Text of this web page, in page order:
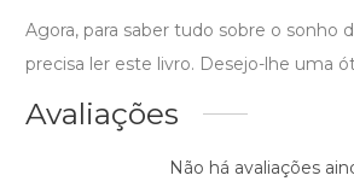
Agora, para saber tudo sobre o sonho
precisa ler este livro. Desejo-lhe uma
Avaliações
Não há avaliações